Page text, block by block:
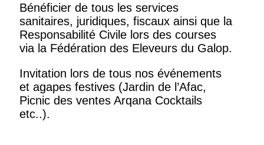
Bénéficier de tous les services
sanitaires, juridiques, fiscaux ainsi que la
Responsabilité Civile lors des courses
via la Fédération des Eleveurs du Galop.
Invitation lors de tous nos événements
et agapes festives (Jardin de l’Afac,
Picnic des ventes Arqana Cocktails
etc..).